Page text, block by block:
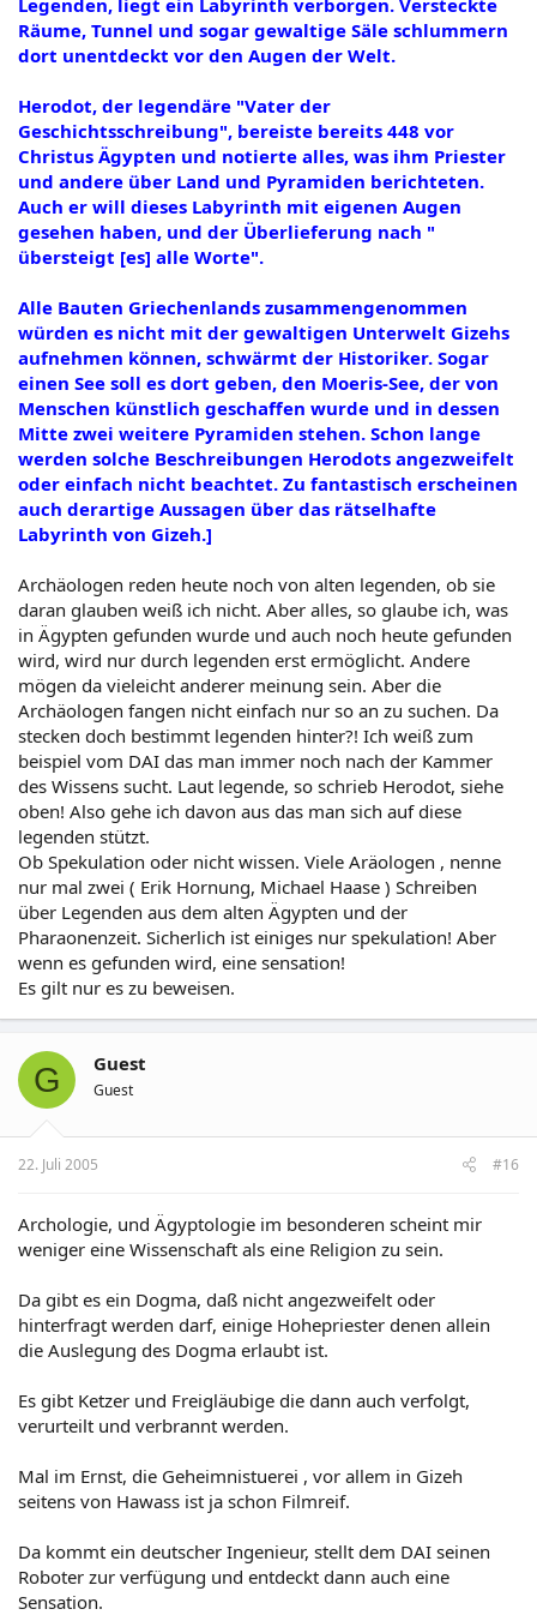
Legenden, liegt ein Labyrinth verborgen. Versteckte
Räume, Tunnel und sogar gewaltige Säle schlummern
dort unentdeckt vor den Augen der Welt.
Herodot, der legendäre "Vater der
Geschichtsschreibung", bereiste bereits 448 vor
Christus Ägypten und notierte alles, was ihm Priester
und andere über Land und Pyramiden berichteten.
Auch er will dieses Labyrinth mit eigenen Augen
gesehen haben, und der Überlieferung nach "
übersteigt [es] alle Worte".
Alle Bauten Griechenlands zusammengenommen
würden es nicht mit der gewaltigen Unterwelt Gizehs
aufnehmen können, schwärmt der Historiker. Sogar
einen See soll es dort geben, den Moeris-See, der von
Menschen künstlich geschaffen wurde und in dessen
Mitte zwei weitere Pyramiden stehen. Schon lange
werden solche Beschreibungen Herodots angezweifelt
oder einfach nicht beachtet. Zu fantastisch erscheinen
auch derartige Aussagen über das rätselhafte
Labyrinth von Gizeh.]
Archäologen reden heute noch von alten legenden, ob sie
daran glauben weiß ich nicht. Aber alles, so glaube ich, was
in Ägypten gefunden wurde und auch noch heute gefunden
wird, wird nur durch legenden erst ermöglicht. Andere
mögen da vieleicht anderer meinung sein. Aber die
Archäologen fangen nicht einfach nur so an zu suchen. Da
stecken doch bestimmt legenden hinter?! Ich weiß zum
beispiel vom DAI das man immer noch nach der Kammer
des Wissens sucht. Laut legende, so schrieb Herodot, siehe
oben! Also gehe ich davon aus das man sich auf diese
legenden stützt.
Ob Spekulation oder nicht wissen. Viele Aräologen , nenne
nur mal zwei ( Erik Hornung, Michael Haase ) Schreiben
über Legenden aus dem alten Ägypten und der
Pharaonenzeit. Sicherlich ist einiges nur spekulation! Aber
wenn es gefunden wird, eine sensation!
Es gilt nur es zu beweisen.
G Guest
Guest
22. Juli 2005 #16
Archologie, und Ägyptologie im besonderen scheint mir
weniger eine Wissenschaft als eine Religion zu sein.
Da gibt es ein Dogma, daß nicht angezweifelt oder
hinterfragt werden darf, einige Hohepriester denen allein
die Auslegung des Dogma erlaubt ist.
Es gibt Ketzer und Freigläubige die dann auch verfolgt,
verurteilt und verbrannt werden.
Mal im Ernst, die Geheimnistuerei , vor allem in Gizeh
seitens von Hawass ist ja schon Filmreif.
Da kommt ein deutscher Ingenieur, stellt dem DAI seinen
Roboter zur verfügung und entdeckt dann auch eine
Sensation.